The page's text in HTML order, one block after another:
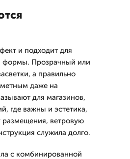
и подходит для
формы. Прозрачный или
а правильно
даже на
для магазинов,
где важны и эстетика,
размещения, ветровую
служила долго.
с комбинированной